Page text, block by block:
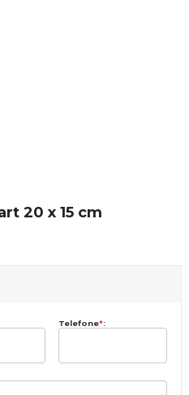
20 x 15 cm
Telefone*: